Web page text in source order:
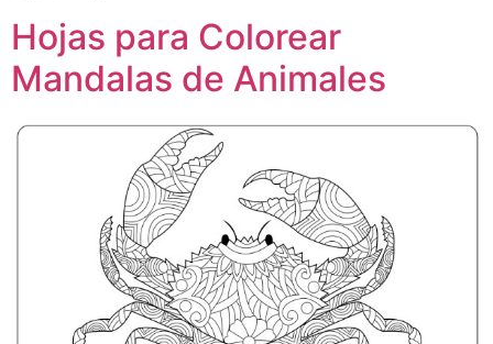
Hojas para Colorear
Mandalas de Animales